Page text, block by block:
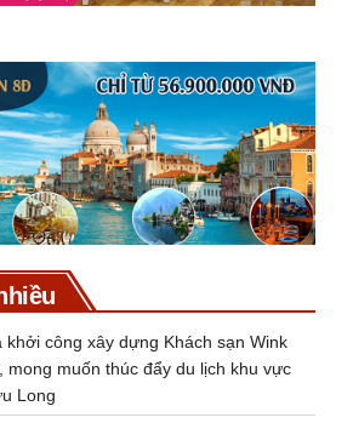
khởi công xây dựng Khách sạn Wink
mong muốn thúc đẩy du lịch khu vực
Long